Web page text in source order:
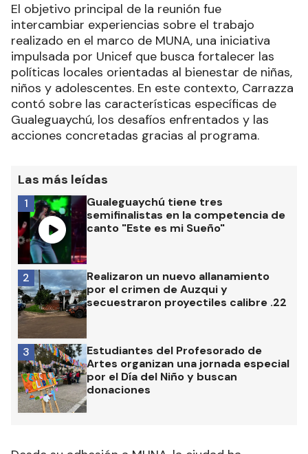
El objetivo principal de la reunión fue
intercambiar experiencias sobre el trabajo
realizado en el marco de MUNA, una iniciativa
impulsada por Unicef que busca fortalecer las
políticas locales orientadas al bienestar de niñas,
niños y adolescentes. En este contexto, Carrazza
contó sobre las características específicas de
Gualeguaychú, los desafíos enfrentados y las
acciones concretadas gracias al programa.
Las más leídas
Gualeguaychú tiene tres
semifinalistas en la competencia de
canto "Este es mi Sueño"
1
Realizaron un nuevo allanamiento
por el crimen de Auzqui y
secuestraron proyectiles calibre .22
2
Estudiantes del Profesorado de
Artes organizan una jornada especial
por el Día del Niño y buscan
donaciones
3